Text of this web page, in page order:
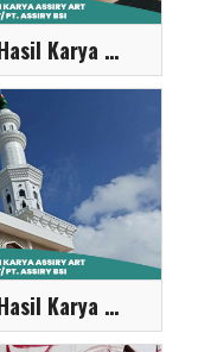
Portofolio Album Hasil Karya Assiry Art
Portofolio Album Hasil Karya Assiry Art